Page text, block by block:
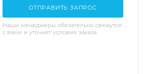
ОТПРАВИТЬ ЗАПРОС
Наши менеджеры обязательно свяжутся
с вами и уточнят условия заказа